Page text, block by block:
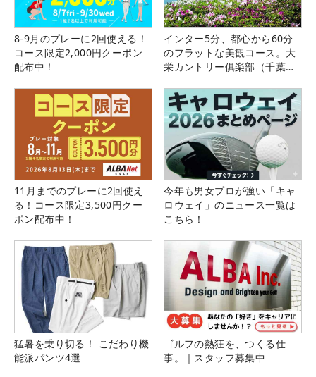
8-9月のプレーに2回使える！
コース限定2,000円クーポン
配布中！
インター5分、都心から60分
のフラットな美観コース。大
栄カントリー俱楽部（千葉
11月までのプレーに2回使え
る！コース限定3,500円クー
ポン配布中！
今年も男女プロが強い「キャ
ロウェイ」のニュース一覧は
こちら！
猛暑を乗り切る！ こだわり機
能派パンツ4選
ゴルフの熱狂を、つくる仕
事。｜スタッフ募集中